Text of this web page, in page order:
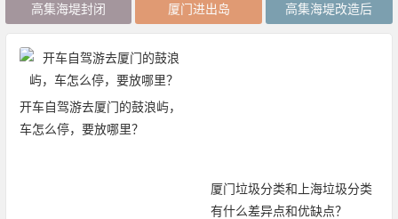
高集海堤封闭 厦门进出岛 高集海堤改造后
开车自驾游去厦门的鼓浪屿，
车怎么停，要放哪里？
厦门垃圾分类和上海垃圾分类
有什么差异点和优缺点？